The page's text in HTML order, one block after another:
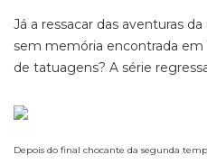
Já a ressacar das aventuras
sem memória encontrada em
de tatuagens? A série
Depois do final chocante da segunda